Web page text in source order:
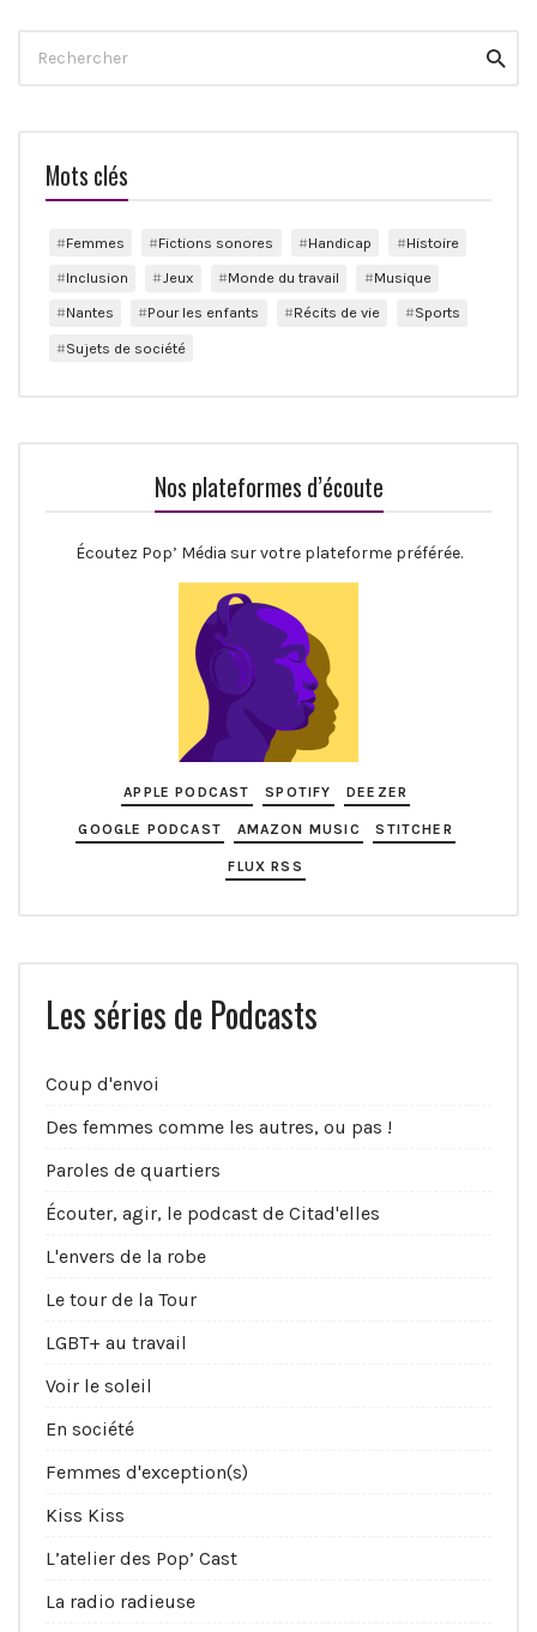
for:
Mots clés
Femmes Fictions sonores Handicap
Histoire
Inclusion
Jeux Monde du travail
Musique
Nantes
Pour les enfants Récits de vie
Sports
Sujets de société
Nos plateformes d’écoute
Écoutez Pop’ Média sur votre plateforme préférée.
APPLE PODCAST SPOTIFY DEEZER
GOOGLE PODCAST AMAZON MUSIC STITCHER
FLUX RSS
Les séries de Podcasts
Coup d'envoi
Des femmes comme les autres, ou pas !
Paroles de quartiers
Écouter, agir, le podcast de Citad'elles
L'envers de la robe
Le tour de la Tour
LGBT+ au travail
Voir le soleil
En société
Femmes d'exception(s)
Kiss Kiss
L’atelier des Pop’ Cast
La radio radieuse